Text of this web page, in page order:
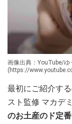
画像出典：YouTube/ゆ
(https://
最初にご紹介す
スト監修 マカデ
のお土産のド定